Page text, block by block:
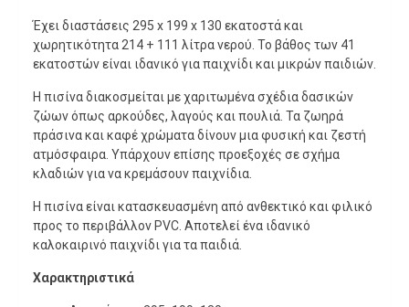
Έχει διαστάσεις 295 x 199 x 130 εκατοστά και
χωρητικότητα 214 + 111 λίτρα νερού. Το βάθος των 41
εκατοστών είναι ιδανικό για παιχνίδι και μικρών παιδιών.
Η πισίνα διακοσμείται με χαριτωμένα σχέδια δασικών
ζώων όπως αρκούδες, λαγούς και πουλιά. Τα ζωηρά
πράσινα και καφέ χρώματα δίνουν μια φυσική και ζεστή
ατμόσφαιρα. Υπάρχουν επίσης προεξοχές σε σχήμα
κλαδιών για να κρεμάσουν παιχνίδια.
Η πισίνα είναι κατασκευασμένη από ανθεκτικό και φιλικό
προς το περιβάλλον PVC. Αποτελεί ένα ιδανικό
καλοκαιρινό παιχνίδι για τα παιδιά.
Χαρακτηριστικά